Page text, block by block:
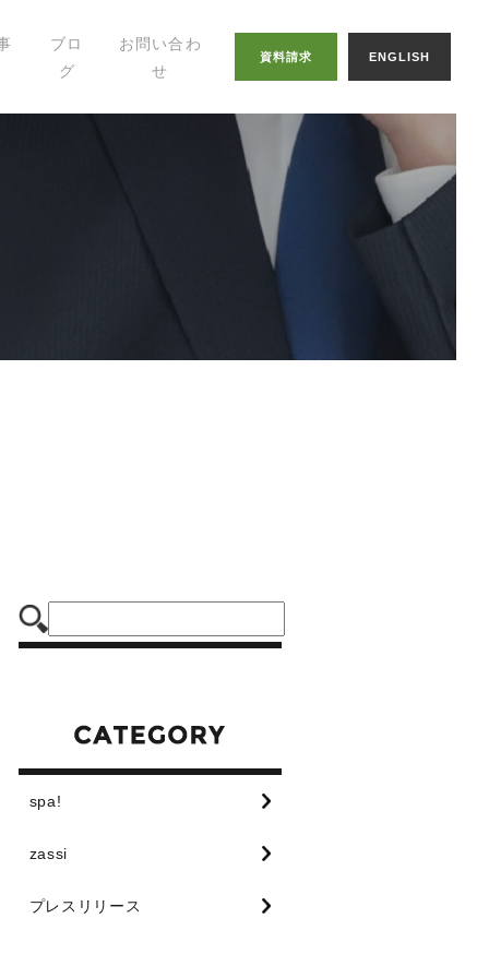
ブロ
グ
幸せの家づくりの
お問い合わ
せ
資料請求 ENGLISH
spa!
zassi
プレスリリース